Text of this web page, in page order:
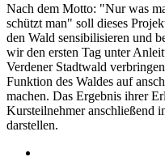
Nach dem Motto: "Nur was
schützt man" soll dieses
den Wald sensibilisieren und
wir den ersten Tag unter
Verdener Stadtwald
Funktion des Waldes auf
machen. Das Ergebnis ihrer
Kursteilnehmer anschließend
darstellen.